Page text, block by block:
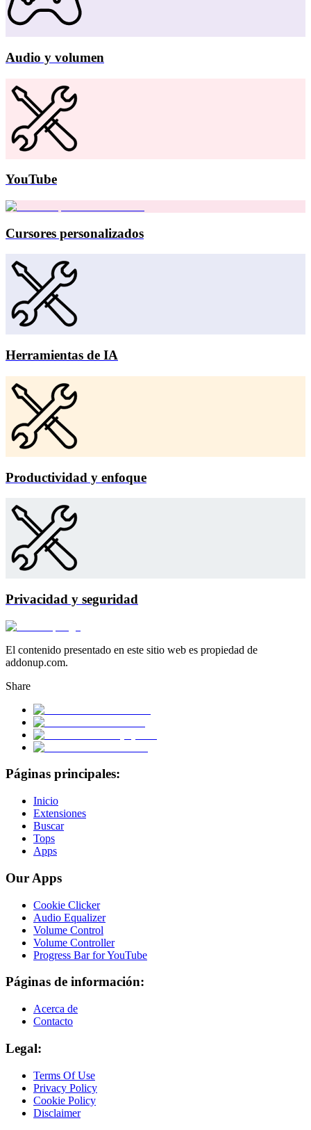
Audio y volumen
YouTube
Cursores personalizados
Herramientas de IA
Productividad y enfoque
Privacidad y seguridad
El contenido presentado en este sitio web es propiedad de
addonup.com.
Share
Páginas principales:
Inicio
Extensiones
Buscar
Tops
Apps
Our Apps
Cookie Clicker
Audio Equalizer
Volume Control
Volume Controller
Progress Bar for YouTube
Páginas de información:
Acerca de
Contacto
Legal:
Terms Of Use
Privacy Policy
Cookie Policy
Disclaimer